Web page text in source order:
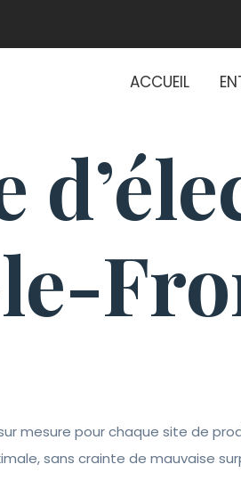
ACCUEIL
mesure pour chaque site de
sans crainte de mauvaise